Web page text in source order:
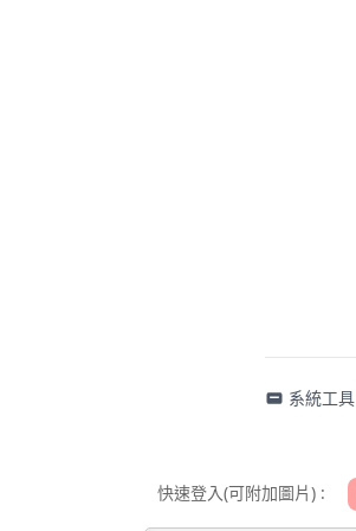
系統工具
快速登入(可附加圖片) :